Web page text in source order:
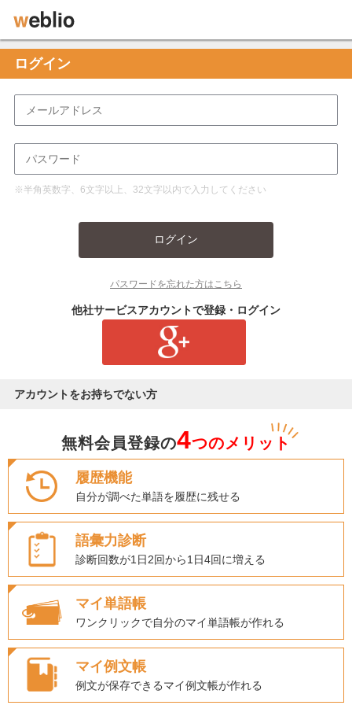
ログイン
※半角英数字、6文字以上、32文字以内で入力してください
ログイン
パスワードを忘れた方はこちら
他社サービスアカウントで登録・ログイン
アカウントをお持ちでない方
無料会員登録の4つのメリット
履歴機能
自分が調べた単語を履歴に残せる
語彙力診断
診断回数が1日2回から1日4回に増える
マイ単語帳
ワンクリックで自分のマイ単語帳が作れる
マイ例文帳
例文が保存できるマイ例文帳が作れる